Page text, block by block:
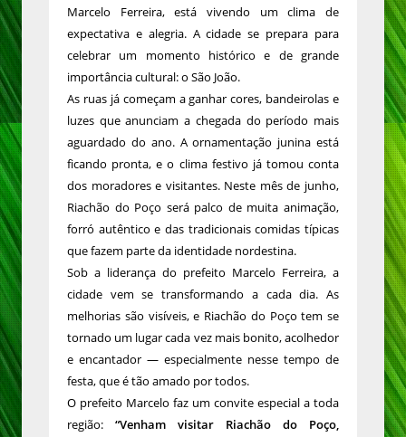
Marcelo Ferreira, está vivendo um clima de
expectativa e alegria. A cidade se prepara para
celebrar um momento histórico e de grande
importância cultural: o São João.
As ruas já começam a ganhar cores, bandeirolas e
luzes que anunciam a chegada do período mais
aguardado do ano. A ornamentação junina está
ficando pronta, e o clima festivo já tomou conta
dos moradores e visitantes. Neste mês de junho,
Riachão do Poço será palco de muita animação,
forró autêntico e das tradicionais comidas típicas
que fazem parte da identidade nordestina.
Sob a liderança do prefeito Marcelo Ferreira, a
cidade vem se transformando a cada dia. As
melhorias são visíveis, e Riachão do Poço tem se
tornado um lugar cada vez mais bonito, acolhedor
e encantador — especialmente nesse tempo de
festa, que é tão amado por todos.
O prefeito Marcelo faz um convite especial a toda
região: “Venham visitar Riachão do Poço,